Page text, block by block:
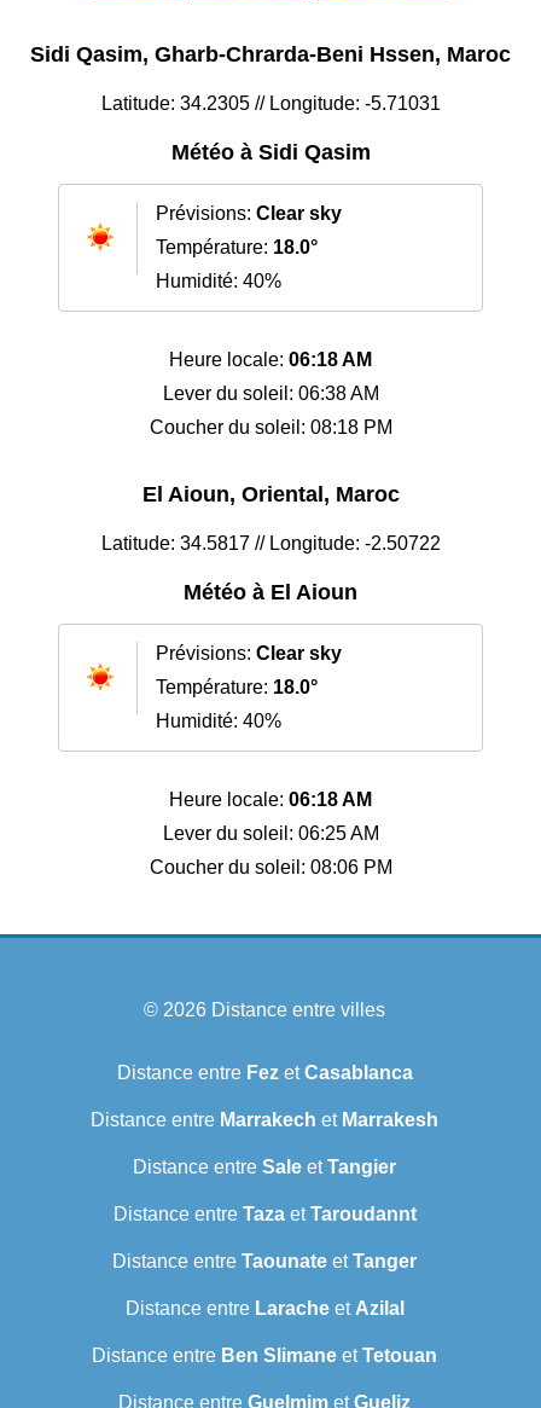
Sidi Qasim, Gharb-Chrarda-Beni Hssen, Maroc
Latitude: 34.2305 // Longitude: -5.71031
Météo à Sidi Qasim
Prévisions: Clear sky
Température: 18.0°
Humidité: 40%
Heure locale: 06:18 AM
Lever du soleil: 06:38 AM
Coucher du soleil: 08:18 PM
El Aioun, Oriental, Maroc
Latitude: 34.5817 // Longitude: -2.50722
Météo à El Aioun
Prévisions: Clear sky
Température: 18.0°
Humidité: 40%
Heure locale: 06:18 AM
Lever du soleil: 06:25 AM
Coucher du soleil: 08:06 PM
© 2026 Distance entre villes
Distance entre FezetCasablanca
Distance entre Marrakech et Marrakesh
Distance entre Sale etTangier
Distance entre TazaetTaroudannt
Distance entre Taounate etTanger
Distance entre Laracheet Azilal
Distance entre Ben Slimane etTetouan
Distance entre Guelmim etGueliz